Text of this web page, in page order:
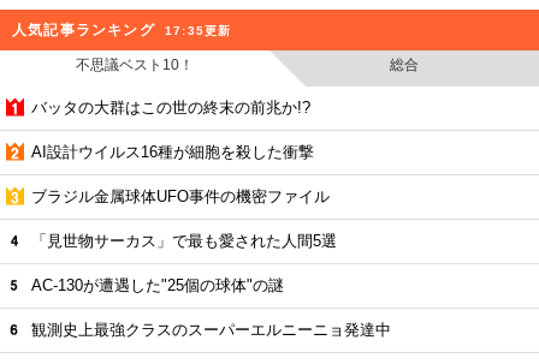
人気記事ランキング 17:35更新
不思議ベスト10！ 総合
バッタの大群はこの世の終末の前兆か!?
AI設計ウイルス16種が細胞を殺した衝撃
ブラジル金属球体UFO事件の機密ファイル
「見世物サーカス」で最も愛された人間5選
AC-130が遭遇した"25個の球体"の謎
観測史上最強クラスのスーパーエルニーニョ発達中